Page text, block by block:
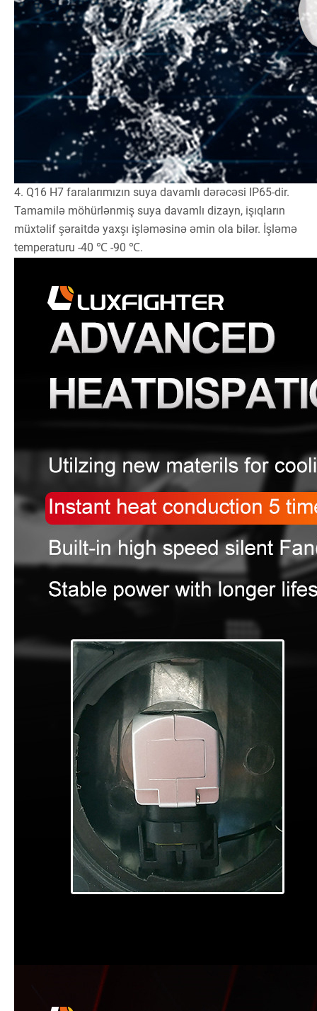
4. Q16 H7 faralarımızın suya davamlı dərəcəsi IP65-dir.
Tamamilə möhürlənmiş suya davamlı dizayn, işıqların
müxtəlif şəraitdə yaxşı işləməsinə əmin ola bilər. İşləmə
temperaturu -40 ℃ -90 ℃.